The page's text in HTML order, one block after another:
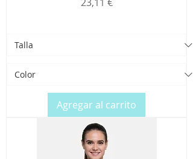
Agregar al carrito